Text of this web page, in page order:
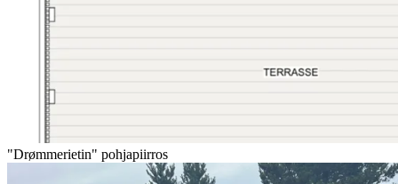
"Drømmerietin" pohjapiirros